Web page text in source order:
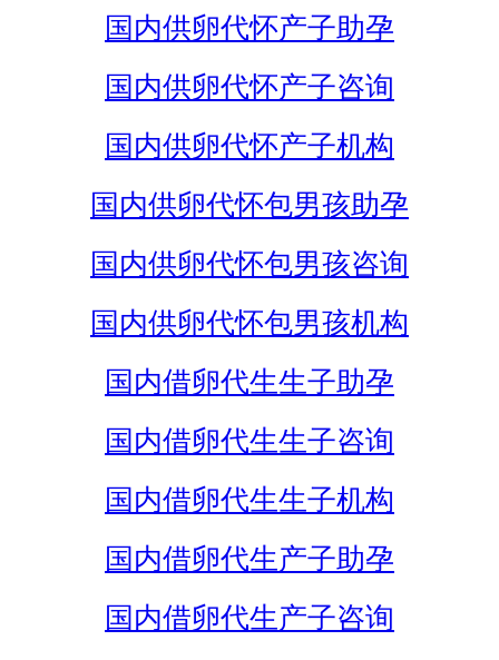
国内供卵代怀产子助孕
国内供卵代怀产子咨询
国内供卵代怀产子机构
国内供卵代怀包男孩助孕
国内供卵代怀包男孩咨询
国内供卵代怀包男孩机构
国内借卵代生生子助孕
国内借卵代生生子咨询
国内借卵代生生子机构
国内借卵代生产子助孕
国内借卵代生产子咨询